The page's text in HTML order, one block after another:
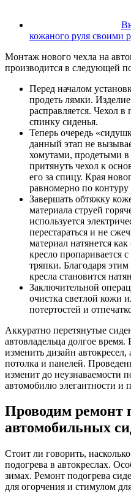
кожаного руля своими
Монтаж нового чехла на
производится в следующей
Перед началом
продеть лямки.
расправляется. Чехол в
спинку сиденья.
Теперь очередь
данный этап не
хомутами, продетыми в
притянуть чехол к
его за спицу. Края
равномерно по контуру
Завершать обтяжку
материала струей
используется
перестараться и не
материал натянется
кресло
тряпки. Благодаря
кресла становится
Заключительной
очистка светлой кожи
потертостей и
Аккуратно перетянутые
автовладельца долгое
изменить дизайн
потолка и панелей.
изменит до неузнаваемости
автомобилю элегантности и
Проводим ремонт
автомобильных
Стоит ли говорить,
подогрева в автокреслах.
зимах. Ремонт подогрева
для огорчения и стимулом